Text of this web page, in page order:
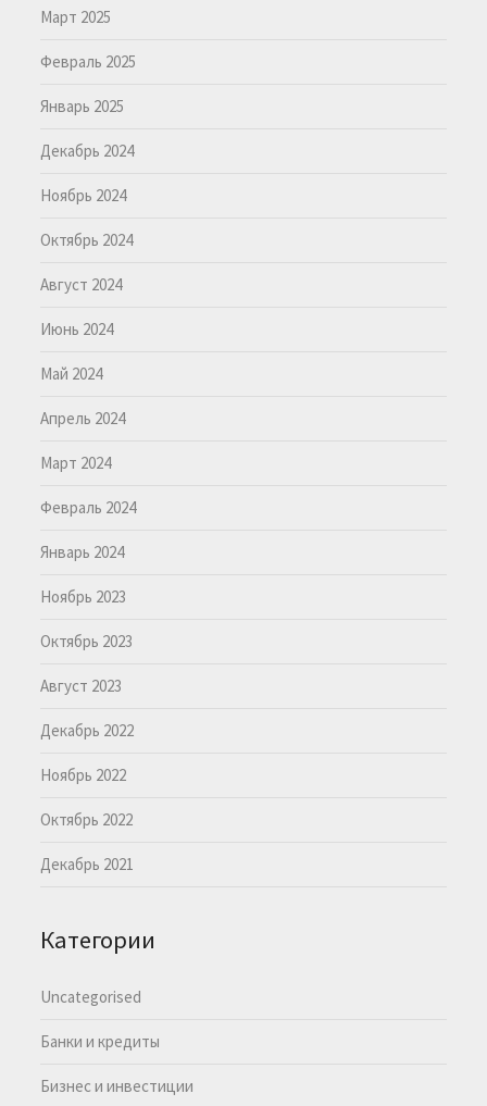
Март 2025
Февраль 2025
Январь 2025
Декабрь 2024
Ноябрь 2024
Октябрь 2024
Август 2024
Июнь 2024
Май 2024
Апрель 2024
Март 2024
Февраль 2024
Январь 2024
Ноябрь 2023
Октябрь 2023
Август 2023
Декабрь 2022
Ноябрь 2022
Октябрь 2022
Декабрь 2021
Категории
Uncategorised
Банки и кредиты
Бизнес и инвестиции